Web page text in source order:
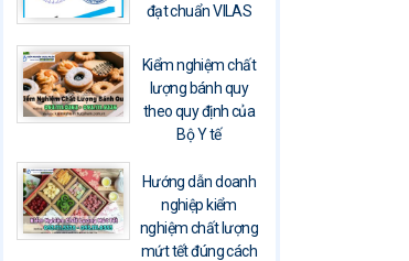
đạt chuẩn VILAS
Kiểm nghiệm chất
lượng bánh quy
theo quy định của
Bộ Y tế
Hướng dẫn doanh
nghiệp kiểm
nghiệm chất lượng
mứt tết đúng cách